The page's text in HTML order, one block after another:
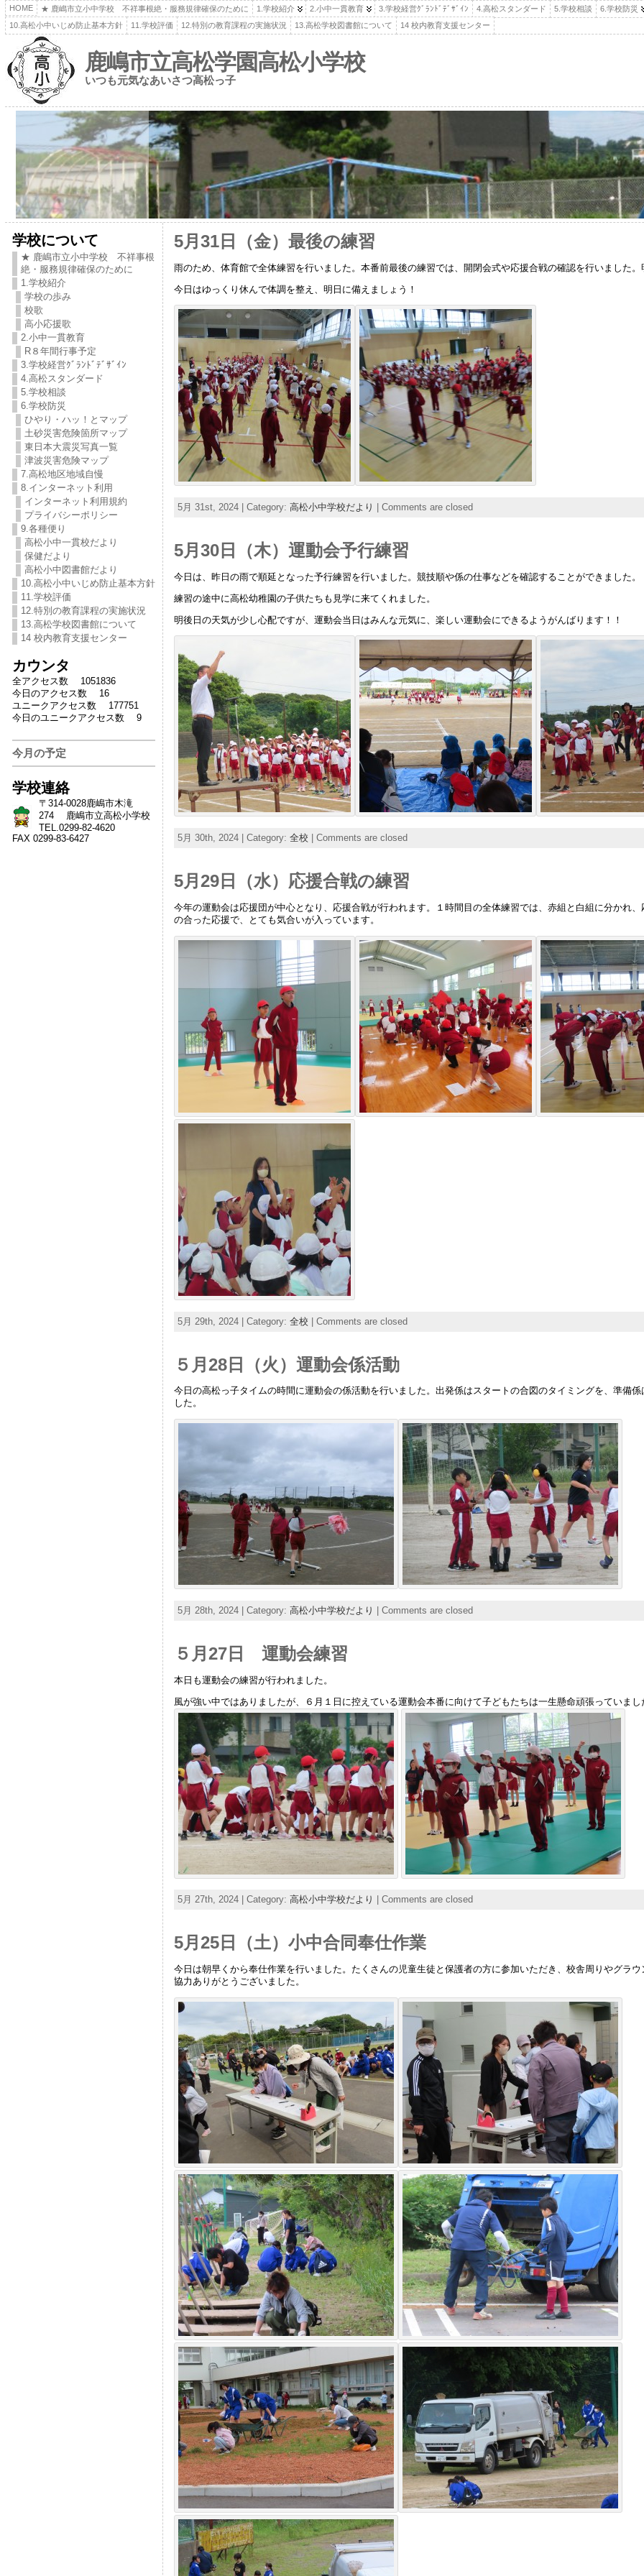
HOME ★ 鹿嶋市立小中学校 不祥事根絶・服務規律確保のために 1.学校紹介 2.小中一貫教育 3.学校経営ｸﾞﾗﾝﾄﾞﾃﾞｻﾞｲﾝ 4.高松スタンダード 5.学校相談
6.学校防災
10.高松小中いじめ防止基本方針
11.学校評価 12.特別の教育課程の実施状況 13.高松学校図書館について 14 校内教育支援センター
鹿嶋市立高松学園高松小学校
いつも元気なあいさつ高松っ子
学校について
★ 鹿嶋市立小中学校 不祥事根
絶・服務規律確保のために
1.学校紹介
学校の歩み
校歌
高小応援歌
2.小中一貫教育
R８年間行事予定
3.学校経営ｸﾞﾗﾝﾄﾞﾃﾞｻﾞｲﾝ
4.高松スタンダード
5.学校相談
6.学校防災
ひやり・ハッ！とマップ
土砂災害危険箇所マップ
東日本大震災写真一覧
津波災害危険マップ
7.高松地区地域自慢
8.インターネット利用
インターネット利用規約
プライバシーポリシー
9.各種便り
高松小中一貫校だより
保健だより
高松小中図書館だより
10.高松小中いじめ防止基本方針
11.学校評価
12.特別の教育課程の実施状況
13.高松学校図書館について
14 校内教育支援センター
カウンタ
全アクセス数 1051836
今日のアクセス数 16
ユニークアクセス数 177751
今日のユニークアクセス数 9
今月の予定
学校連絡
〒314-0028鹿嶋市木滝
274 鹿嶋市立高松小学校
TEL.0299-82-4620
FAX 0299-83-6427
5月31日（金）最後の練習
雨のため、体育館で全体練習を行いました。本番前最後の練習では、開閉会式や応援合戦の確認を行いました
今日はゆっくり休んで体調を整え、明日に備えましょう！
5月 31st, 2024 | Category: 高松小中学校だより Comments are closed
5月30日（木）運動会予行練習
今日は、昨日の雨で順延となった予行練習を行いました。競技順や係の仕事などを確認することができました。
練習の途中に高松幼稚園の子供たちも見学に来てくれました。
明後日の天気が少し心配ですが、運動会当日はみんな元気に、楽しい運動会にできるようがんばります！！
5月 30th, 2024 | Category: 全校 Comments are closed
5月29日（水）応援合戦の練習
今年の運動会は応援団が中心となり、応援合戦が行われます。１時間目の全体練習では、赤組と白組に分かれ
の合った応援で、とても気合いが入っています。
5月 29th, 2024 | Category: 全校 | Comments are closed
５月28日（火）運動会係活動
今日の高松っ子タイムの時間に運動会の係活動を行いました。出発係はスタートの合図のタイミングを、準備
した。
5月 28th, 2024 | Category: 高松小中学校だより Comments are closed
５月27日 運動会練習
本日も運動会の練習が行われました。
風が強い中ではありましたが、６月１日に控えている運動会本番に向けて子どもたちは一生懸命頑張っていまし
5月 27th, 2024 | Category: 高松小中学校だより Comments are closed
5月25日（土）小中合同奉仕作業
今日は朝早くから奉仕作業を行いました。たくさんの児童生徒と保護者の方に参加いただき、校舎周りやグラ
協力ありがとうございました。